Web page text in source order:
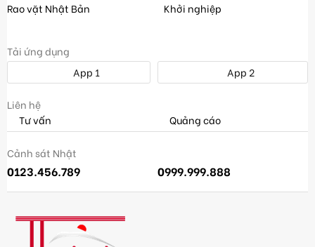
Rao vặt Nhật Bản
Khởi nghiệp
Tải ứng dụng
App 1
App 2
Liên hệ
Tư vấn
Quảng cáo
Cảnh sát Nhật
0123.456.789 0999.999.888